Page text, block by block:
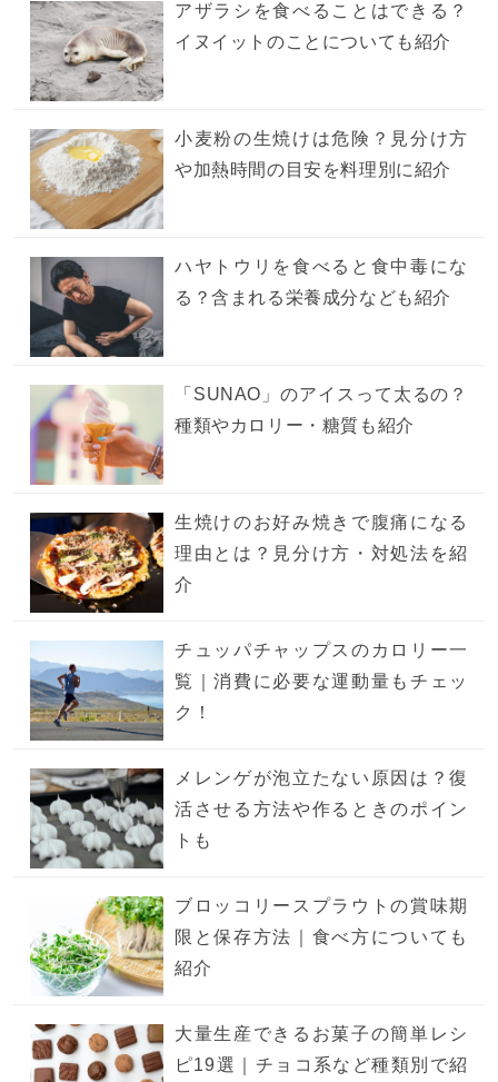
アザラシを食べることはできる？
イヌイットのことについても紹介
小麦粉の生焼けは危険？見分け方
や加熱時間の目安を料理別に紹介
ハヤトウリを食べると食中毒にな
る？含まれる栄養成分なども紹介
「SUNAO」のアイスって太るの？
種類やカロリー・糖質も紹介
生焼けのお好み焼きで腹痛になる
理由とは？見分け方・対処法を紹
介
チュッパチャップスのカロリー一
覧｜消費に必要な運動量もチェッ
ク！
メレンゲが泡立たない原因は？復
活させる方法や作るときのポイン
トも
ブロッコリースプラウトの賞味期
限と保存方法｜食べ方についても
紹介
大量生産できるお菓子の簡単レシ
ピ19選｜チョコ系など種類別で紹